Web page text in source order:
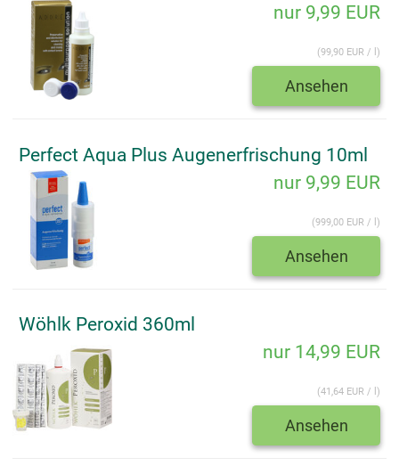
nur 9,99 EUR
(99,90 EUR / l)
Ansehen
Perfect Aqua Plus Augenerfrischung 10ml
nur 9,99 EUR
(999,00 EUR / l)
Ansehen
Wöhlk Peroxid 360ml
nur 14,99 EUR
(41,64 EUR / l)
Ansehen